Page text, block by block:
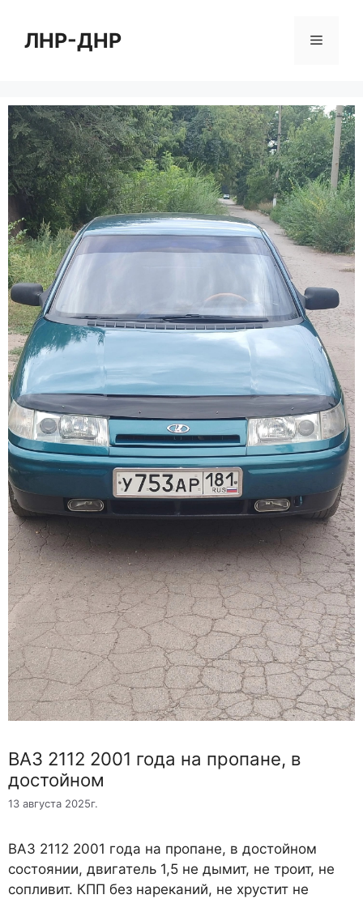
содержимому
ЛНР-ДНР Меню
ВАЗ 2112 2001 года на пропане, в
достойном
13 августа 2025г.
ВАЗ 2112 2001 года на пропане, в достойном
состоянии, двигатель 1,5 не дымит, не троит, не
сопливит. КПП без нареканий, не хрустит не